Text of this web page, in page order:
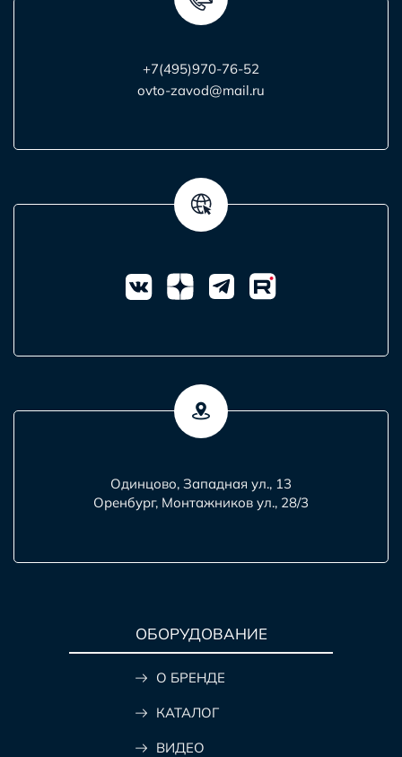
+7(495)970-76-52
ovto-zavod@mail.ru
Одинцово, Западная ул., 13
Оренбург, Монтажников ул., 28/3
ОБОРУДОВАНИЕ
О БРЕНДЕ
КАТАЛОГ
ВИДЕО